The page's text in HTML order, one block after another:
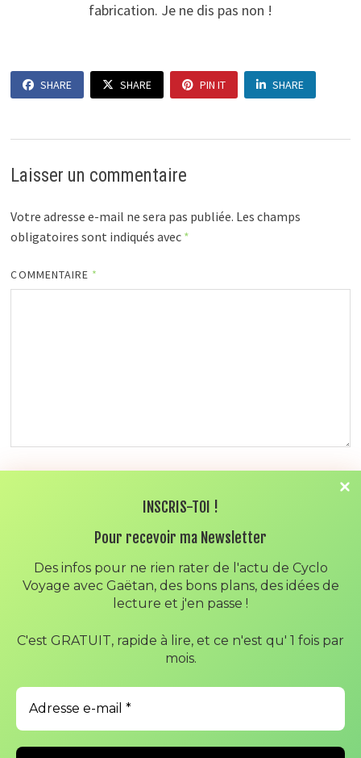
fabrication. Je ne dis pas non !
INSCRIS-TOI !
Pour recevoir ma Newsletter
Des infos pour ne rien rater de l'actu de Cyclo
Voyage avec Gaëtan, des bons plans, des idées de
lecture et j'en passe !
C'est GRATUIT, rapide à lire, et ce n'est qu' 1 fois par
mois.
SHARE SHARE PIN IT SHARE
Laisser un commentaire
Votre adresse e-mail ne sera pas publiée. Les champs
obligatoires sont indiqués avec *
COMMENTAIRE *
ENREGISTRER MON NOM, MON E-MAIL ET MON SITE DANS